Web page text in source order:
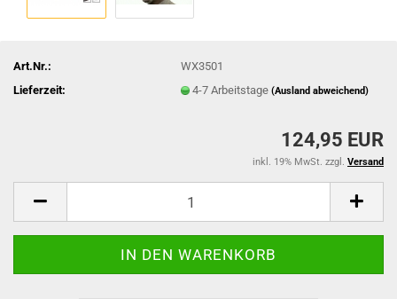
Art.Nr.:
WX3501
Lieferzeit:
4-7 Arbeitstage(Ausland abweichend)
124,95 EUR
inkl. 19% MwSt. zzgl. Versand